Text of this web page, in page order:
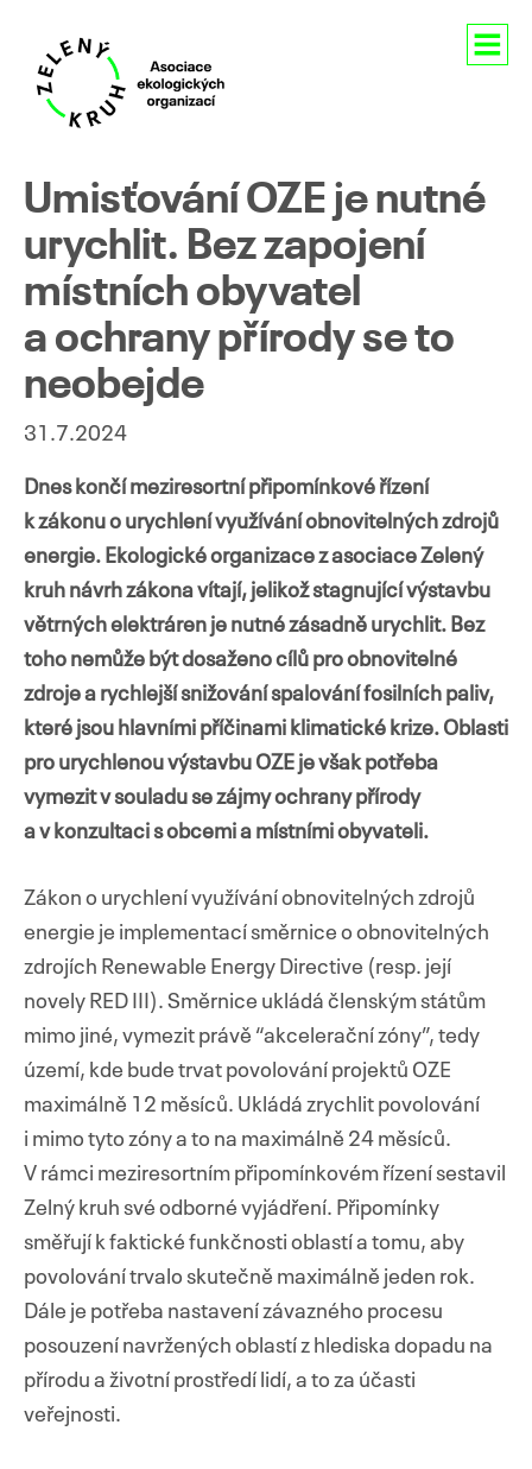
Naše aktivity
Přejít
obsahu
Umisťování OZE je nutné
urychlit. Bez zapojení
místních obyvatel
a ochrany přírody se to
neobejde
31.7.2024
Dnes končí meziresortní připomínkové řízení
k zákonu o urychlení využívání obnovitelných zdrojů
energie. Ekologické organizace z asociace Zelený
kruh návrh zákona vítají, jelikož stagnující výstavbu
větrných elektráren je nutné zásadně urychlit. Bez
toho nemůže být dosaženo cílů pro obnovitelné
zdroje a rychlejší snižování spalování fosilních paliv,
které jsou hlavními příčinami klimatické krize. Oblasti
pro urychlenou výstavbu OZE je však potřeba
vymezit v souladu se zájmy ochrany přírody
a v konzultaci s obcemi a místními obyvateli.
Zákon o urychlení využívání obnovitelných zdrojů
energie je implementací směrnice o obnovitelných
zdrojích Renewable Energy Directive (resp. její
novely RED III). Směrnice ukládá členským státům
mimo jiné, vymezit právě “akcelerační zóny”, tedy
území, kde bude trvat povolování projektů OZE
maximálně 12 měsíců. Ukládá zrychlit povolování
i mimo tyto zóny a to na maximálně 24 měsíců.
V rámci meziresortním připomínkovém řízení sestavil
Zelný kruh své odborné vyjádření. Připomínky
směřují k faktické funkčnosti oblastí a tomu, aby
povolování trvalo skutečně maximálně jeden rok.
Dále je potřeba nastavení závazného procesu
posouzení navržených oblastí z hlediska dopadu na
přírodu a životní prostředí lidí, a to za účasti
veřejnosti.